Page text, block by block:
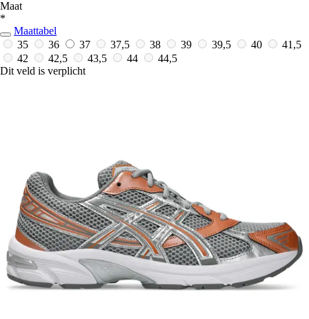
Maat
*
Maattabel
35
36 37 37,5 38 39 39,5 40
41,5
42
42,5 43,5 44
44,5
Dit veld is verplicht